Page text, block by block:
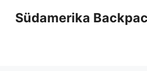
InhaltSüdamerika